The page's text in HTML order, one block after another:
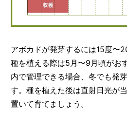
アボカドが発芽するには15度〜
種を植える際は5月〜9月頃がお
内で管理できる場合、冬でも発
す。種を植えた後は直射日光が
置いて育てましょう。